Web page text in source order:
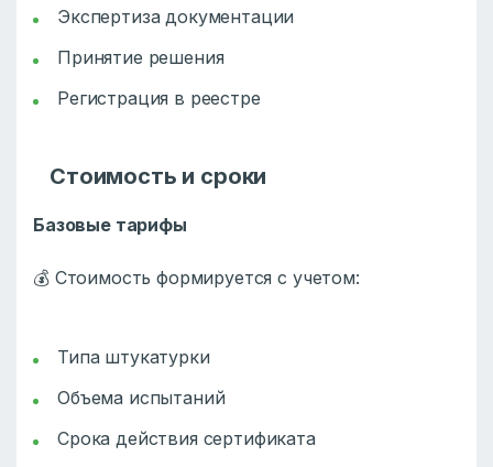
Экспертиза документации
Принятие решения
Регистрация в реестре
Стоимость и сроки
Базовые тарифы
💰 Стоимость формируется с учетом:
Типа штукатурки
Объема испытаний
Срока действия сертификата